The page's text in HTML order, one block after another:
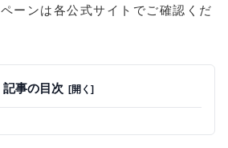
ーンは各公式サイトでご確認くだ
記事の目次